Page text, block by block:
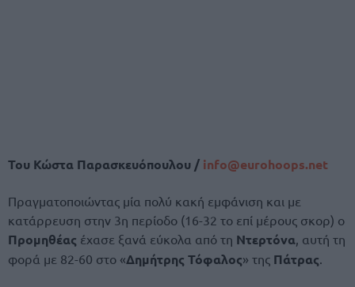
Του Κώστα Παρασκευόπουλου / info@eurohoops.net
Πραγματοποιώντας μία πολύ κακή εμφάνιση και με
κατάρρευση στην 3η περίοδο (16-32 το επί μέρους σκορ) ο
Προμηθέας έχασε ξανά εύκολα από τη Ντερτόνα, αυτή τη
φορά με 82-60 στο «Δημήτρης Τόφαλος» της Πάτρας.